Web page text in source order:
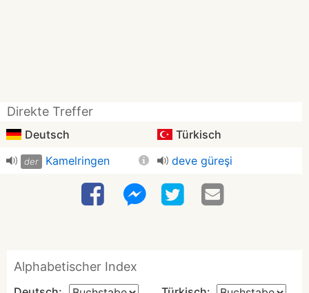
Direkte Treffer
Deutsch Türkisch
der Kamelringen deve güreşi
Alphabetischer Index